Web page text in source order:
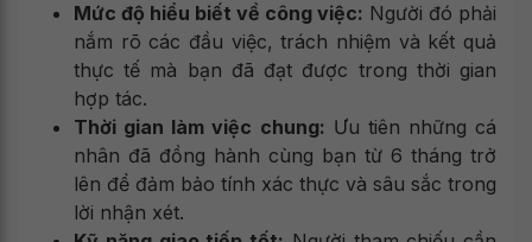
Mức độ hiểu biết về công việc: Người đó phải
nắm rõ các đầu việc, trách nhiệm và kết quả
thực tế mà bạn đã đạt được trong thời gian
hợp tác.
Thời gian làm việc chung: Ưu tiên những cá
nhân đã đồng hành cùng bạn từ 6 tháng trở
lên để đảm bảo tính xác thực và sâu sắc trong
lời nhận xét.